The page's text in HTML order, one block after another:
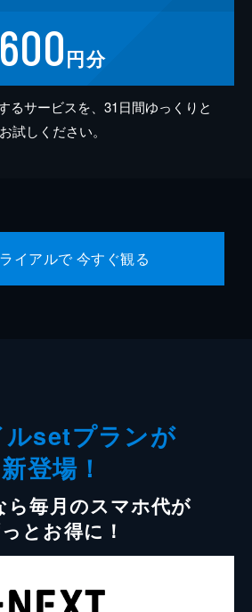
600円分
るサービスを、31日間ゆっくりと
お試しください。
イアルで 今すぐ観る
ルsetプランが
新登場！
ら毎月のスマホ代が
とお得に！